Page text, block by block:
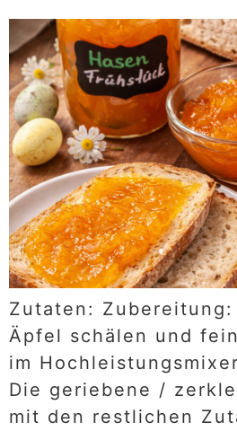
Zutaten: Zubereitung:
Äpfel schälen und
im
Die geriebene /
mit den restlichen